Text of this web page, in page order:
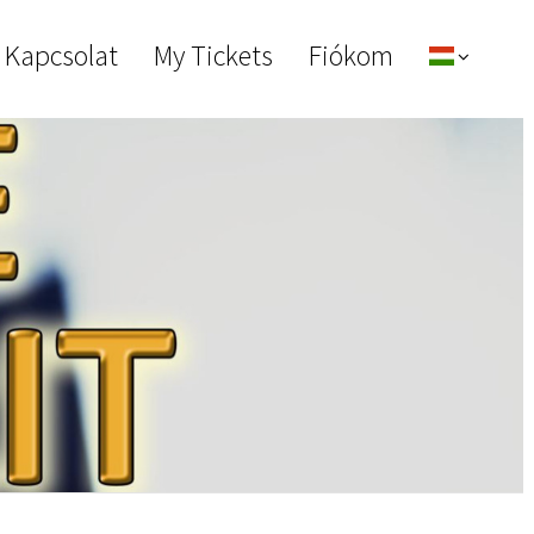
My Tickets Fiókom